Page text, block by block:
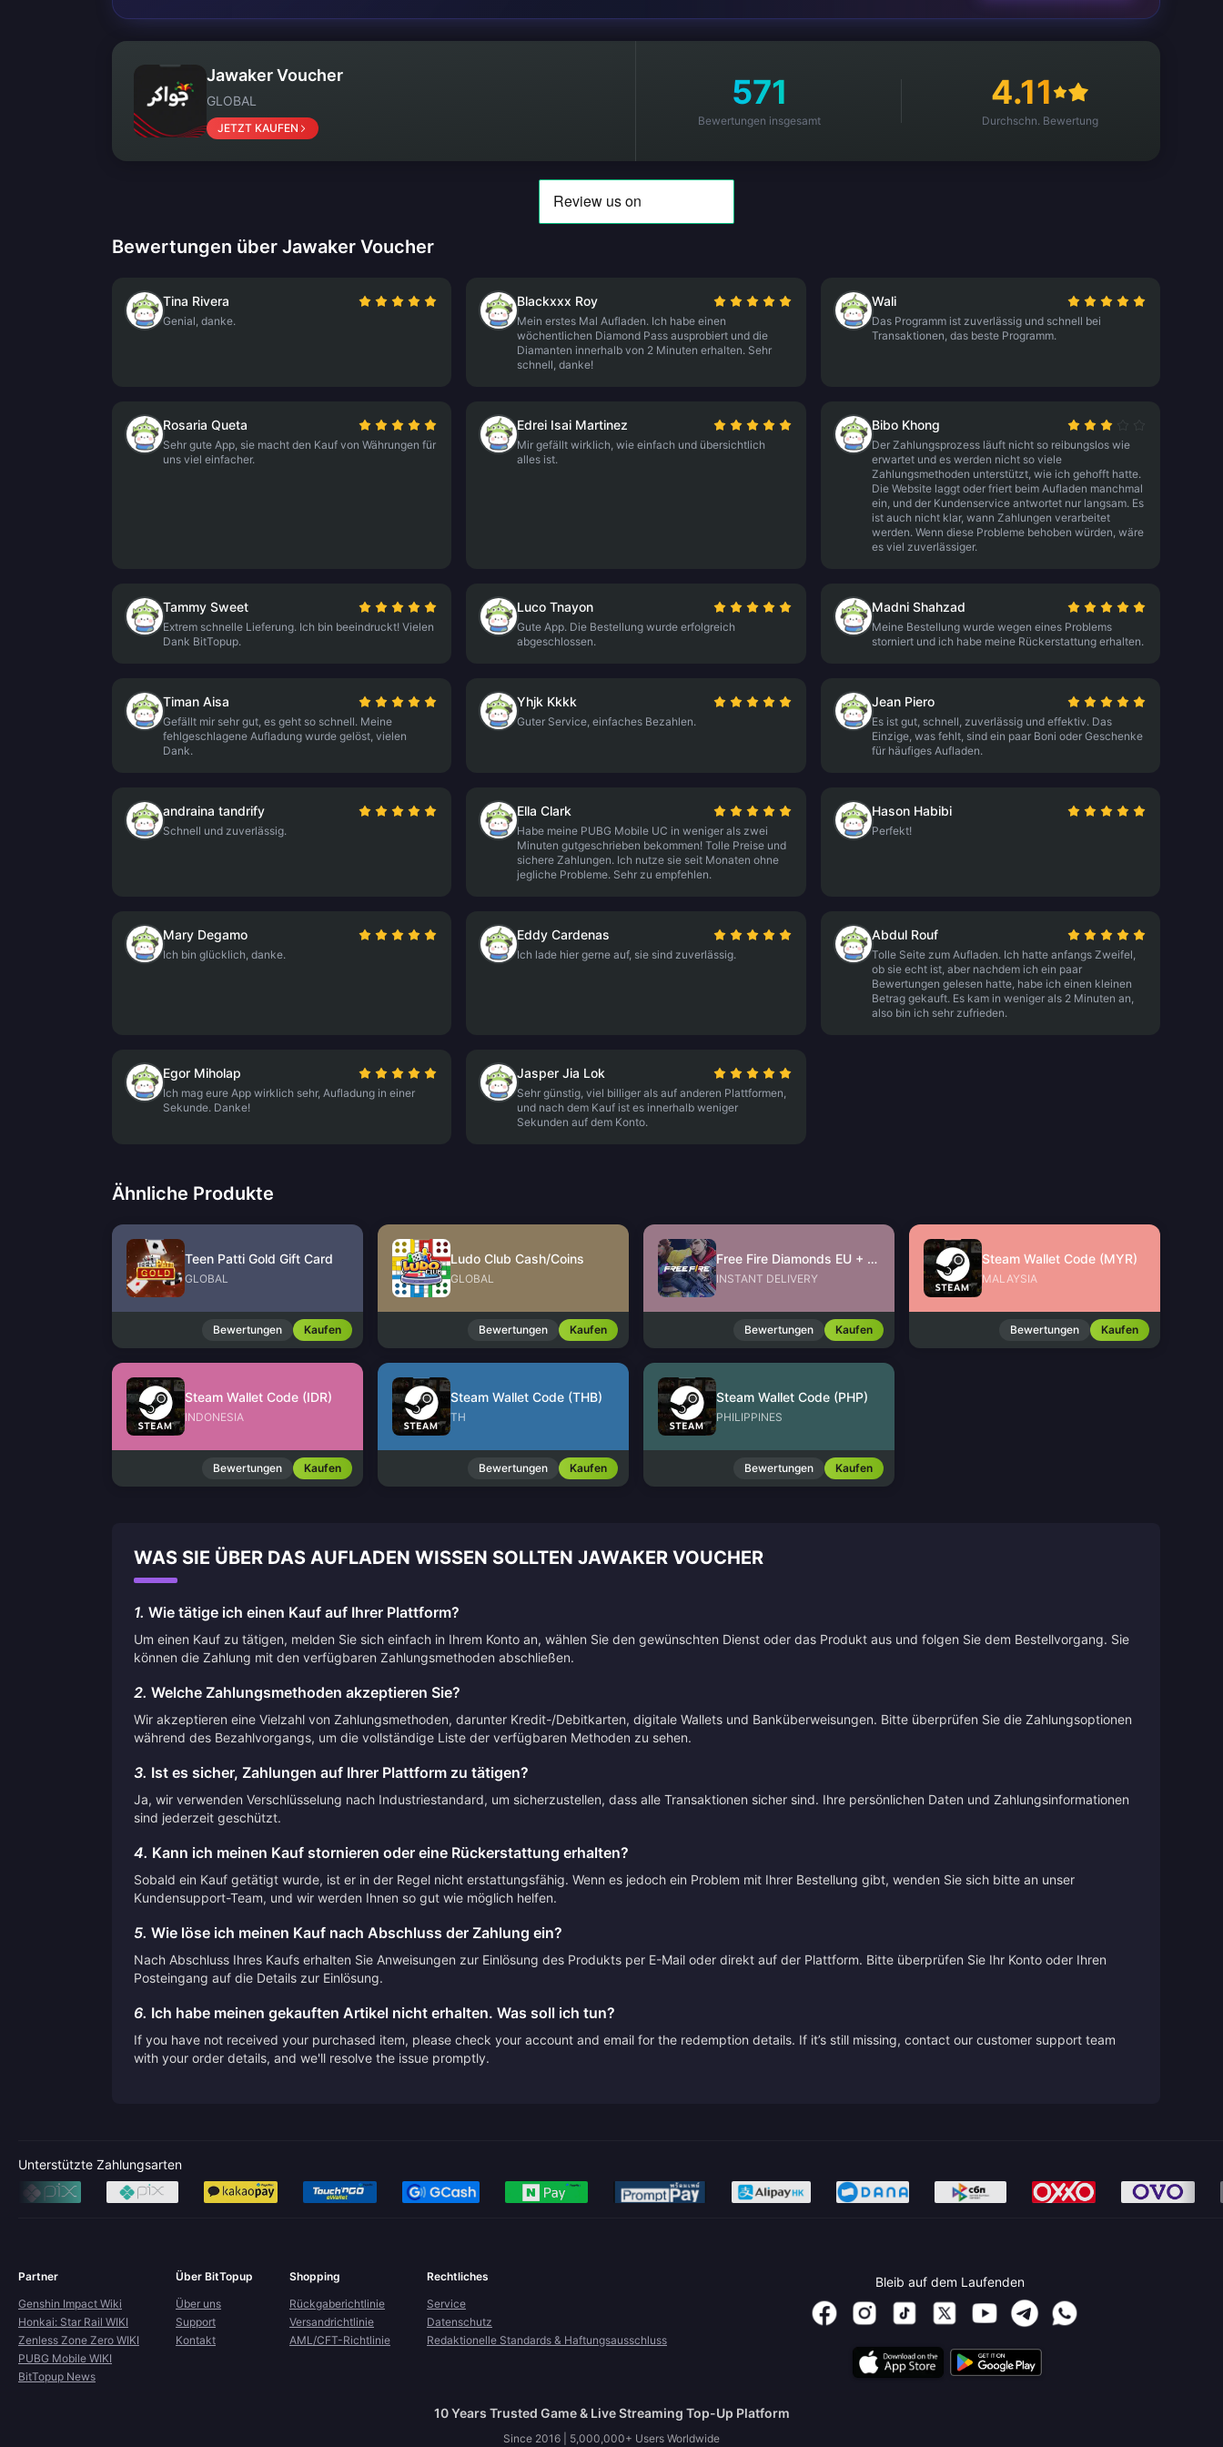
Jawaker Voucher
GLOBAL
JETZT KAUFEN
571
Bewertungen insgesamt
4.11
Durchschn. Bewertung
Bewertungen über Jawaker Voucher
Tina Rivera
Genial, danke.
Blackxxx Roy
Mein erstes Mal Aufladen. Ich habe einen
wöchentlichen Diamond Pass ausprobiert und die
Diamanten innerhalb von 2 Minuten erhalten. Sehr
schnell, danke!
Wali
Das Programm ist zuverlässig und schnell bei
Transaktionen, das beste Programm.
Rosaria Queta
Sehr gute App, sie macht den Kauf von Währungen für
uns viel einfacher.
Edrei Isai Martinez
Mir gefällt wirklich, wie einfach und übersichtlich
alles ist.
Bibo Khong
Der Zahlungsprozess läuft nicht so reibungslos wie
erwartet und es werden nicht so viele
Zahlungsmethoden unterstützt, wie ich gehofft hatte.
Die Website laggt oder friert beim Aufladen manchmal
ein, und der Kundenservice antwortet nur langsam. Es
ist auch nicht klar, wann Zahlungen verarbeitet
werden. Wenn diese Probleme behoben würden, wäre
es viel zuverlässiger.
Tammy Sweet
Extrem schnelle Lieferung. Ich bin beeindruckt! Vielen
Dank BitTopup.
Luco Tnayon
Gute App. Die Bestellung wurde erfolgreich
abgeschlossen.
Madni Shahzad
Meine Bestellung wurde wegen eines Problems
storniert und ich habe meine Rückerstattung erhalten.
Timan Aisa
Gefällt mir sehr gut, es geht so schnell. Meine
fehlgeschlagene Aufladung wurde gelöst, vielen
Dank.
Yhjk Kkkk
Guter Service, einfaches Bezahlen.
Jean Piero
Es ist gut, schnell, zuverlässig und effektiv. Das
Einzige, was fehlt, sind ein paar Boni oder Geschenke
für häufiges Aufladen.
andraina tandrify
Schnell und zuverlässig.
Ella Clark
Habe meine PUBG Mobile UC in weniger als zwei
Minuten gutgeschrieben bekommen! Tolle Preise und
sichere Zahlungen. Ich nutze sie seit Monaten ohne
jegliche Probleme. Sehr zu empfehlen.
Hason Habibi
Perfekt!
Mary Degamo
Ich bin glücklich, danke.
Eddy Cardenas
Ich lade hier gerne auf, sie sind zuverlässig.
Abdul Rouf
Tolle Seite zum Aufladen. Ich hatte anfangs Zweifel,
ob sie echt ist, aber nachdem ich ein paar
Bewertungen gelesen hatte, habe ich einen kleinen
Betrag gekauft. Es kam in weniger als 2 Minuten an,
also bin ich sehr zufrieden.
Egor Miholap
Ich mag eure App wirklich sehr, Aufladung in einer
Sekunde. Danke!
Jasper Jia Lok
Sehr günstig, viel billiger als auf anderen Plattformen,
und nach dem Kauf ist es innerhalb weniger
Sekunden auf dem Konto.
Ähnliche Produkte
Teen Patti Gold Gift Card
GLOBAL
Bewertungen Kaufen
Ludo Club Cash/Coins
GLOBAL
Bewertungen Kaufen
Free Fire Diamonds EU + TR
INSTANT DELIVERY
Bewertungen Kaufen
Steam Wallet Code (MYR)
MALAYSIA
Bewertungen Kaufen
Steam Wallet Code (IDR)
INDONESIA
Bewertungen Kaufen
Steam Wallet Code (THB)
TH
Bewertungen Kaufen
Steam Wallet Code (PHP)
PHILIPPINES
Bewertungen Kaufen
WAS SIE ÜBER DAS AUFLADEN WISSEN SOLLTEN JAWAKER VOUCHER
1. Wie tätige ich einen Kauf auf Ihrer Plattform?
Um einen Kauf zu tätigen, melden Sie sich einfach in Ihrem Konto an, wählen Sie den gewünschten Dienst oder das Produkt aus und folgen Sie dem Bestellvorgang. Sie
können die Zahlung mit den verfügbaren Zahlungsmethoden abschließen.
2. Welche Zahlungsmethoden akzeptieren Sie?
Wir akzeptieren eine Vielzahl von Zahlungsmethoden, darunter Kredit-/Debitkarten, digitale Wallets und Banküberweisungen. Bitte überprüfen Sie die Zahlungsoptionen
während des Bezahlvorgangs, um die vollständige Liste der verfügbaren Methoden zu sehen.
3. Ist es sicher, Zahlungen auf Ihrer Plattform zu tätigen?
Ja, wir verwenden Verschlüsselung nach Industriestandard, um sicherzustellen, dass alle Transaktionen sicher sind. Ihre persönlichen Daten und Zahlungsinformationen
sind jederzeit geschützt.
4. Kann ich meinen Kauf stornieren oder eine Rückerstattung erhalten?
Sobald ein Kauf getätigt wurde, ist er in der Regel nicht erstattungsfähig. Wenn es jedoch ein Problem mit Ihrer Bestellung gibt, wenden Sie sich bitte an unser
Kundensupport-Team, und wir werden Ihnen so gut wie möglich helfen.
5. Wie löse ich meinen Kauf nach Abschluss der Zahlung ein?
Nach Abschluss Ihres Kaufs erhalten Sie Anweisungen zur Einlösung des Produkts per E-Mail oder direkt auf der Plattform. Bitte überprüfen Sie Ihr Konto oder Ihren
Posteingang auf die Details zur Einlösung.
6. Ich habe meinen gekauften Artikel nicht erhalten. Was soll ich tun?
If you have not received your purchased item, please check your account and email for the redemption details. If it’s still missing, contact our customer support team
with your order details, and we'll resolve the issue promptly.
Unterstützte Zahlungsarten
Partner
Genshin Impact Wiki
Honkai: Star Rail WIKI
Zenless Zone Zero WIKI
PUBG Mobile WIKI
BitTopup News
Über BitTopup
Über uns
Support
Kontakt
Shopping
Rückgaberichtlinie
Versandrichtlinie
AML/CFT-Richtlinie
Rechtliches
Service
Datenschutz
Redaktionelle Standards & Haftungsausschluss
Bleib auf dem Laufenden
10 Years Trusted Game & Live Streaming Top-Up Platform
Since 2016 | 5,000,000+ Users Worldwide